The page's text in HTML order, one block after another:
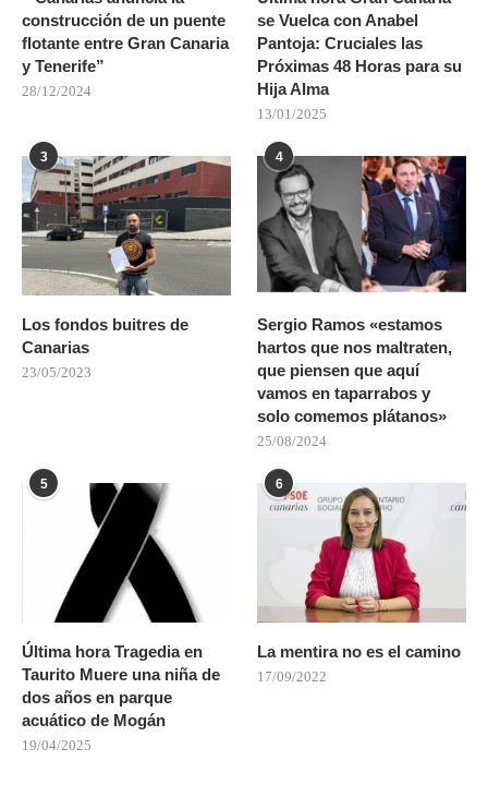
construcción de un puente
flotante entre Gran Canaria
y Tenerife”
28/12/2024
se Vuelca con Anabel
Pantoja: Cruciales las
Próximas 48 Horas para su
Hija Alma
13/01/2025
3
Los fondos buitres de
Canarias
23/05/2023
4
Sergio Ramos «estamos
hartos que nos maltraten,
que piensen que aquí
vamos en taparrabos y
solo comemos plátanos»
25/08/2024
5
Última hora Tragedia en
Taurito Muere una niña de
dos años en parque
acuático de Mogán
19/04/2025
6
La mentira no es el camino
17/09/2022